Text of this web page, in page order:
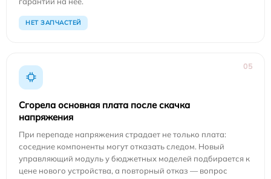
НЕТ ЗАПЧАСТЕЙ
05
Сгорела основная плата после скачка
напряжения
При перепаде напряжения страдает не только плата:
соседние компоненты могут отказать следом. Новый
управляющий модуль у бюджетных моделей подбирается к
цене нового устройства, а повторный отказ — вопрос